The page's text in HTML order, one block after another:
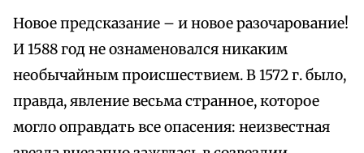
Новое предсказание – и новое разочарование!
И 1588 год не ознаменовался никаким
необычайным происшествием. В 1572 г. было,
правда, явление весьма странное, которое
могло оправдать все опасения: неизвестная